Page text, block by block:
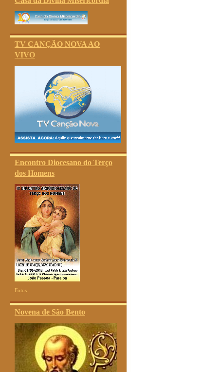
TV CANÇÃO NOVA AO
VIVO
Encontro Diocesano do Terço
dos Homens
Fotos
Novena de São Bento